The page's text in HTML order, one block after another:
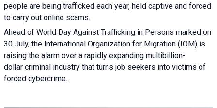
people are being trafficked each year, held captive and forced
to carry out online scams.
Ahead of World Day Against Trafficking in Persons marked on
30 July, the International Organization for Migration (IOM) is
raising the alarm over a rapidly expanding multibillion-
dollar criminal industry that turns job seekers into victims of
forced cybercrime.